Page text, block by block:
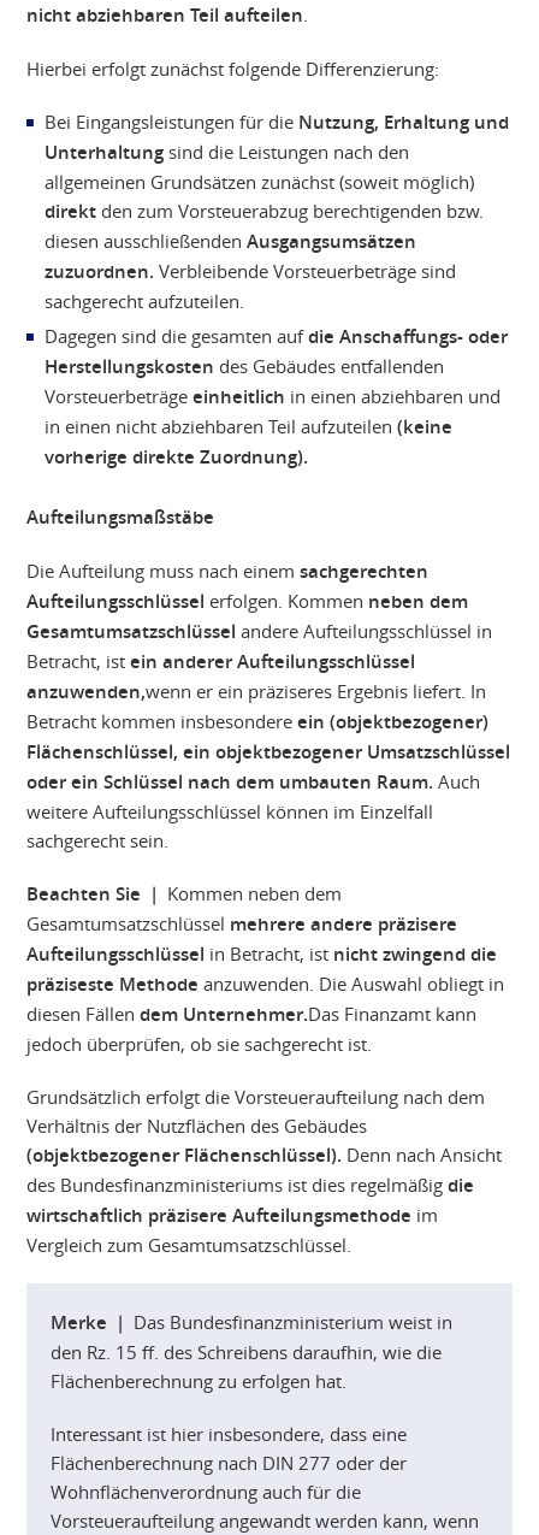
nicht abziehbaren Teil aufteilen.
Hierbei erfolgt zunächst folgende Differenzierung:
Bei Eingangsleistungen für die Nutzung, Erhaltung und
Unterhaltung sind die Leistungen nach den
allgemeinen Grundsätzen zunächst (soweit möglich)
direkt den zum Vorsteuerabzug berechtigenden bzw.
diesen ausschließendenAusgangsumsätzen
zuzuordnen. Verbleibende Vorsteuerbeträge sind
sachgerecht aufzuteilen.
Dagegen sind die gesamten aufdie Anschaffungs- oder
Herstellungskosten des Gebäudes entfallenden
Vorsteuerbeträgeeinheitlich in einen abziehbaren und
in einen nicht abziehbaren Teil aufzuteilen(keine
vorherige direkte Zuordnung).
Aufteilungsmaßstäbe
Die Aufteilung muss nach einemsachgerechten
Aufteilungsschlüssel erfolgen. Kommen neben dem
Gesamtumsatzschlüssel andere Aufteilungsschlüssel in
Betracht, istein anderer Aufteilungsschlüssel
anzuwenden,wenn er ein präziseres Ergebnis liefert. In
Betracht kommen insbesondereein (objektbezogener)
Flächenschlüssel, ein objektbezogener Umsatzschlüssel
oder ein Schlüssel nach dem umbauten Raum. Auch
weitere Aufteilungsschlüssel können im Einzelfall
sachgerecht sein.
Beachten Sie | Kommen neben dem
Gesamtumsatzschlüssel mehrere andere präzisere
Aufteilungsschlüssel in Betracht, ist nicht zwingend die
präziseste Methodeanzuwenden. Die Auswahl obliegt in
diesen Fällendem Unternehmer.Das Finanzamt kann
jedoch überprüfen, ob sie sachgerecht ist.
Grundsätzlich erfolgt die Vorsteueraufteilung nach dem
Verhältnis der Nutzflächen des Gebäudes
(objektbezogener Flächenschlüssel). Denn nach Ansicht
des Bundesfinanzministeriums ist dies regelmäßigdie
wirtschaftlich präzisere Aufteilungsmethode im
Vergleich zum Gesamtumsatzschlüssel.
Merke | Das Bundesfinanzministerium weist in
den Rz. 15 ff. des Schreibens daraufhin, wie die
Flächenberechnung zu erfolgen hat.
Interessant ist hier insbesondere, dass eine
Flächenberechnung nach DIN 277 oder der
Wohnflächenverordnung auch für die
Vorsteueraufteilung angewandt werden kann, wenn